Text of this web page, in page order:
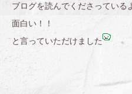
ブログを読んでくださっている
面白い！！
と言っていただけました